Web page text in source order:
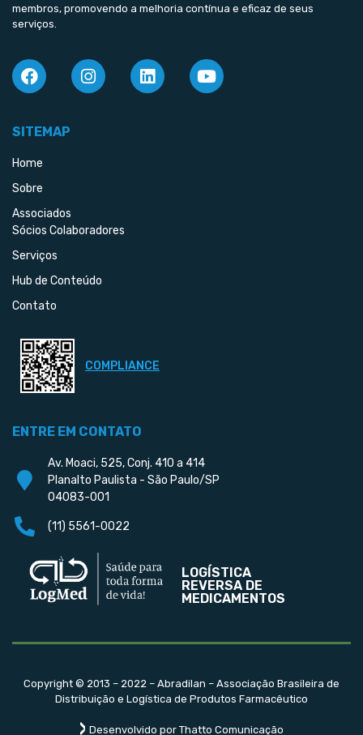
membros, promovendo a melhoria contínua e eficaz de seus
serviços.
SITEMAP
Home
Sobre
Associados
Sócios Colaboradores
Serviços
Hub de Conteúdo
Contato
COMPLIANCE
ENTRE EM CONTATO
Av. Moaci, 525, Conj. 410 a 414
Planalto Paulista - São Paulo/SP
04083-001
(11) 5561-0022
LOGÍSTICA
REVERSA DE
MEDICAMENTOS
Copyright © 2013 – 2022 – Abradilan – Associação Brasileira de
Distribuição e Logística de Produtos Farmacêutico
Desenvolvido por Thatto Comunicação